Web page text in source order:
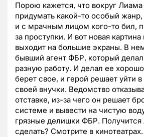
Порою кажется, что вокруг
придумать какой-то особый
и с мрачным лицом кого-то бил,
за проступки. И вот новая
выходит на большие экраны. В
бывший агент ФБР, который
разную работу. И делал ее
берет свое, и герой решает уйти в
своей внучки. Ведомство
отставке, из-за чего он решает
системе и вывести на чистую
грязные делишки ФБР. Получится
сделать? Смотрите в кинотеатрах.